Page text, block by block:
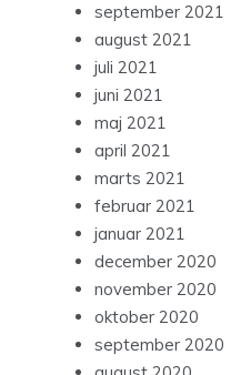
september 2021
august 2021
juli 2021
juni 2021
maj 2021
april 2021
marts 2021
februar 2021
januar 2021
december 2020
november 2020
oktober 2020
september 2020